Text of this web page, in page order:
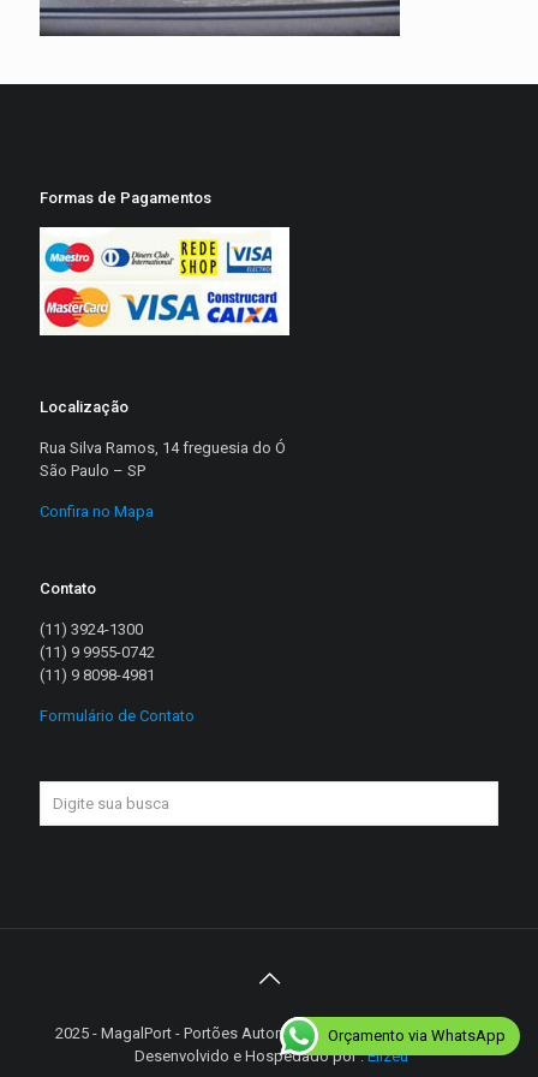
Formas de Pagamentos
Localização
Rua Silva Ramos, 14 freguesia do Ó
São Paulo – SP
Confira no Mapa
Contato
(11) 3924-1300
(11) 9 9955-0742
(11) 9 8098-4981
Formulário de Contato
2025 - MagalPort - Portões Automáticos - Diretos reservados |
Desenvolvido e Hospedado por :Elizeu
Orçamento via WhatsApp